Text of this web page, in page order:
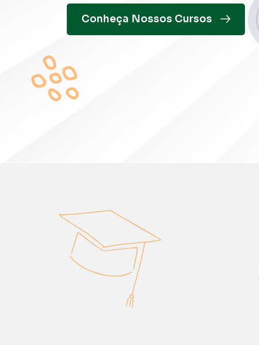
Conheça Nossos Cursos